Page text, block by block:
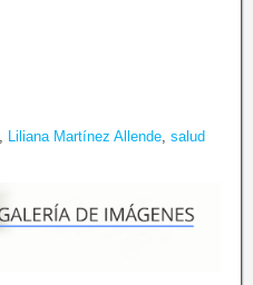
Liliana Martínez Allende salud